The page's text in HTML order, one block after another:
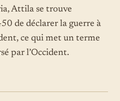
Attila se trouve
de déclarer la guerre à
ce qui met un terme
par l’Occident.